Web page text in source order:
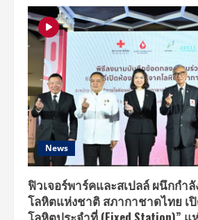
News
ฟิวเจอร์พาร์คและสเปลล์ ผนึกกำ
โลหิตแห่งชาติ สภากาชาดไทย เ